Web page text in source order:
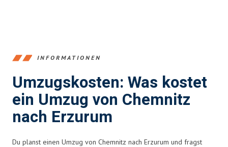
INFORMATIONEN
Umzugskosten: Was kostet
ein Umzug von Chemnitz
nach Erzurum
Du planst einen Umzug von Chemnitz nach Erzurum und fragst